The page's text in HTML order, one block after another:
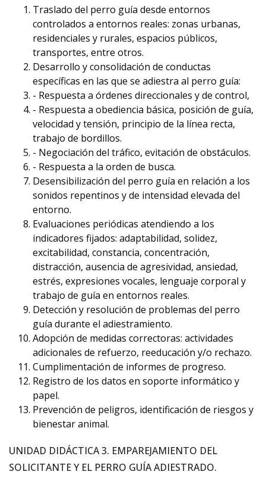
Traslado del perro guía desde entornos
controlados a entornos reales: zonas urbanas,
residenciales y rurales, espacios públicos,
transportes, entre otros.
Desarrollo y consolidación de conductas
específicas en las que se adiestra al perro guía:
- Respuesta a órdenes direccionales y de control,
- Respuesta a obediencia básica, posición de guía,
velocidad y tensión, principio de la línea recta,
trabajo de bordillos.
- Negociación del tráfico, evitación de obstáculos.
- Respuesta a la orden de busca.
Desensibilización del perro guía en relación a los
sonidos repentinos y de intensidad elevada del
entorno.
Evaluaciones periódicas atendiendo a los
indicadores fijados: adaptabilidad, solidez,
excitabilidad, constancia, concentración,
distracción, ausencia de agresividad, ansiedad,
estrés, expresiones vocales, lenguaje corporal y
trabajo de guía en entornos reales.
Detección y resolución de problemas del perro
guía durante el adiestramiento.
Adopción de medidas correctoras: actividades
adicionales de refuerzo, reeducación y/o rechazo.
Cumplimentación de informes de progreso.
Registro de los datos en soporte informático y
papel.
Prevención de peligros, identificación de riesgos y
bienestar animal.
UNIDAD DIDÁCTICA 3. EMPAREJAMIENTO DEL
SOLICITANTE Y EL PERRO GUÍA ADIESTRADO.